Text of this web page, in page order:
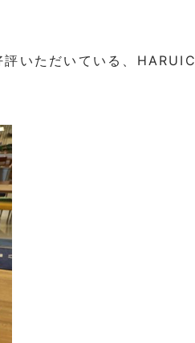
いただいている、 HARUIC